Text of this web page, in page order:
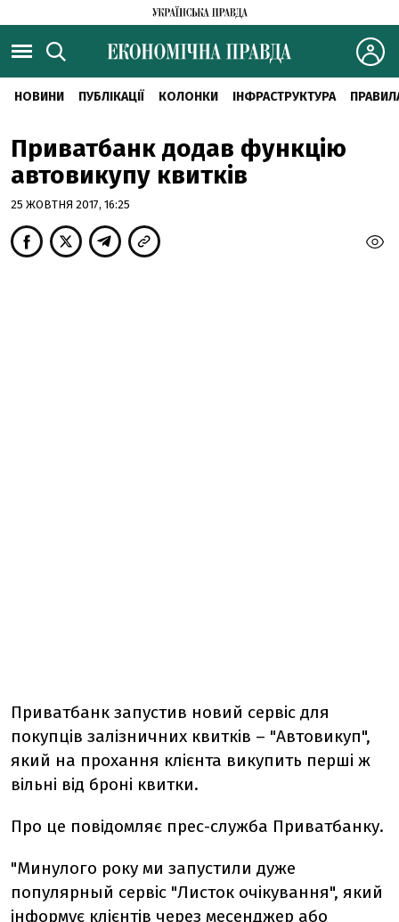
НОВИНИ ПУБЛІКАЦІЇ КОЛОНКИ ІНФРАСТРУКТУРА
Приватбанк додав функцію
автовикупу квитків
25 ЖОВТНЯ 2017, 16:25
Приватбанк запустив новий сервіс для
покупців залізничних квитків – "Автовикуп",
який на прохання клієнта викупить перші ж
вільні від броні квитки.
Про це повідомляє прес-служба Приватбанку.
"Минулого року ми запустили дуже
популярный сервіс "Листок очікування", який
інформує клієнтів через месенджер або